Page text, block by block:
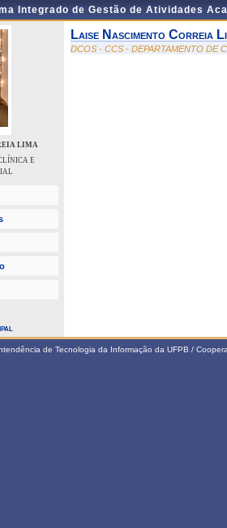
Integrado de Gestão de Atividades
LIMA
E
Laise Nascimento Correia
DCOS - CCS - DEPARTAMENTO DE
de Tecnologia da Informação da UFPB /